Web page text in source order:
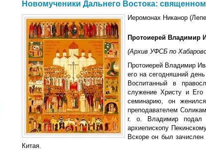
Новомученики Дальнего Востока:
Иеромонах Никанор
Протоиерей Владимир
(Архив УФСБ по
Протоиерей Владимир
его на сегодняшний
Воспитанный в
служение Христу и Его
семинарию, он
преподавателем
г. о. Владимир подал
архиепископу
Вскоре он был
Китая.